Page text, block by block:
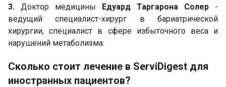
3. Доктор медицины Едуард Таргарона Солер -
ведущий специалист-хирург в бариатрической
хирургии, специалист в сфере избыточного веса и
нарушений метаболизма.
Сколько стоит лечение в ServiDigest для
иностранных пациентов?